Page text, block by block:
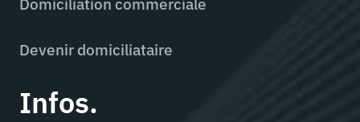
Devenir domiciliataire
Infos.